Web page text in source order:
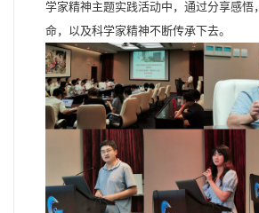
学家精神主题实践活动中，通过分享感悟
命，以及科学家精神不断传承下去。